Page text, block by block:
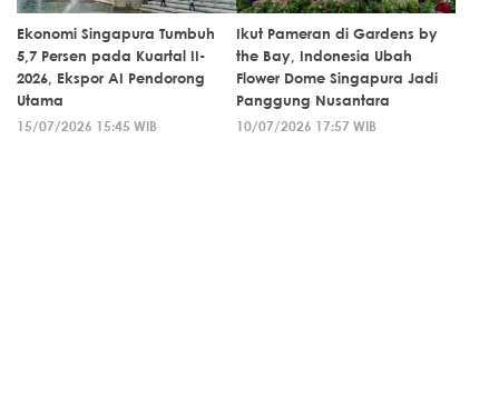
Ekonomi Singapura Tumbuh
5,7 Persen pada Kuartal II-
2026, Ekspor AI Pendorong
Utama
15/07/2026 15:45 WIB
Ikut Pameran di Gardens by
the Bay, Indonesia Ubah
Flower Dome Singapura Jadi
Panggung Nusantara
10/07/2026 17:57 WIB